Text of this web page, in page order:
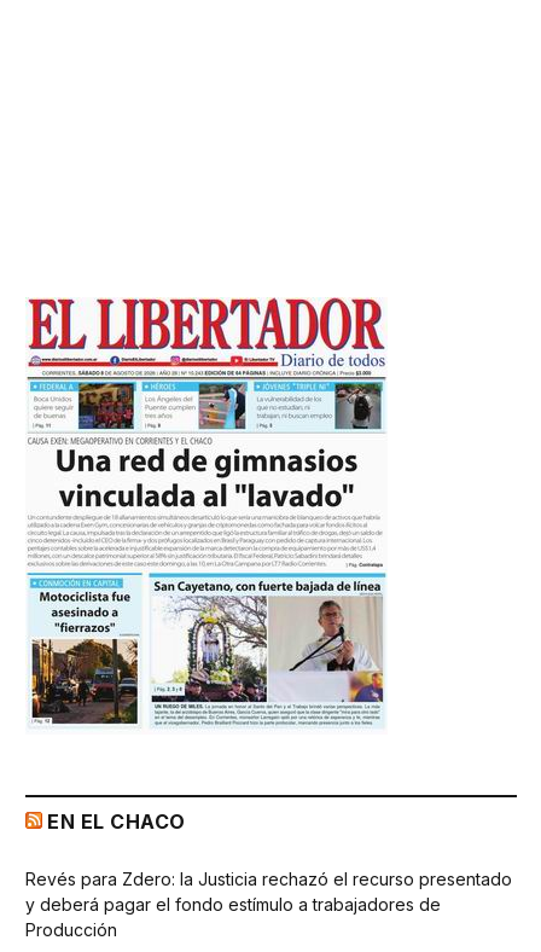
EN EL CHACO
Revés para Zdero: la Justicia rechazó el recurso presentado
y deberá pagar el fondo estímulo a trabajadores de
Producción